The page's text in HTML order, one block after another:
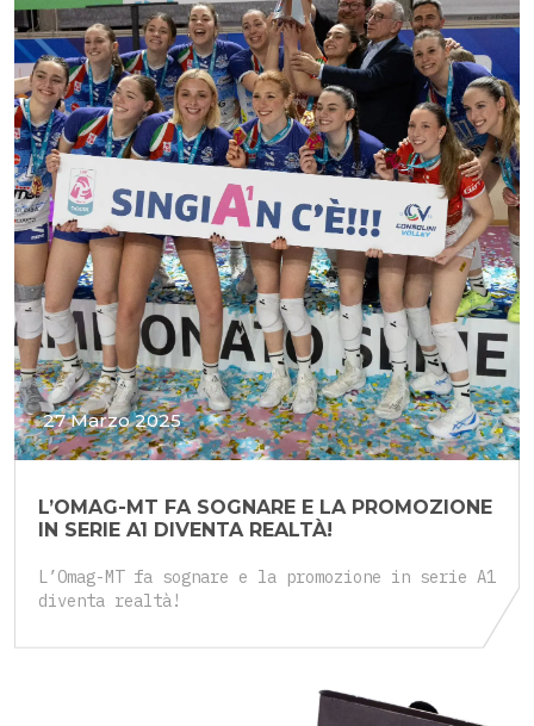
27 Marzo 2025
L’OMAG-MT FA SOGNARE E LA PROMOZIONE
IN SERIE A1 DIVENTA REALTÀ!
L’Omag-MT fa sognare e la promozione in serie A1
diventa realtà!